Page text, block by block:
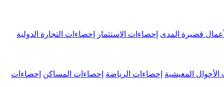
قصيرة المدى إحصاءات الاستثمار إحصاءات التجارة الدولية
الأحوال المعيشية إحصاءات الرياضة إحصاءات المساكن إحصاءات